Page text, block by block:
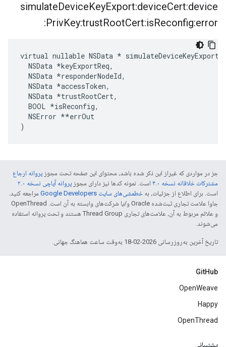
simulateDeviceKeyExport:deviceCert:device
PrivKey:trustRootCert:isReconfig:error:
virtual nullable NSData *
  NSData *keyExportReq,
  NSData *responderNodeId,
  NSData *accessToken,
  NSData *trustRootCert,
  BOOL
*isReconfig,
  NSError *
*errOut
)
جز در مواردی که غیراز این ذکر شده باشد، محتوای این صفحه تحت مجوز پروانه ارجاع
مشترکات خلاقانه نسخه ۴.۰
است. نمونه کدها نیز دارای مجوز پروانه آپاچی نسخه ۲.۰
است. برای اطلاع از جزئیات، به خطمشی‌های سایت Google Developers‏
مراجعه کنید.
جاوا علامت تجاری ثبت‌شده Oracle و/یا شرکت‌های وابسته به آن است. ‫OpenThread
و علائم مربوط به آن، علامت‌های تجاری Thread Group هستند و تحت پروانه استفاده
می‌شوند.
تاریخ آخرین به‌روزرسانی 2026-02-18 به‌وقت ساعت هماهنگ جهانی.
GitHub
OpenWeave
Happy
OpenThread
پشتیبانی